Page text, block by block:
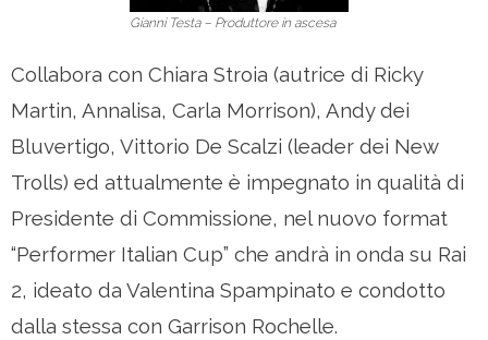
Gianni Testa – Produttore in ascesa
Collabora con Chiara Stroia (autrice di Ricky
Martin, Annalisa, Carla Morrison), Andy dei
Bluvertigo, Vittorio De Scalzi (leader dei New
Trolls) ed attualmente è impegnato in qualità di
Presidente di Commissione, nel nuovo format
“Performer Italian Cup” che andrà in onda su Rai
2, ideato da Valentina Spampinato e condotto
dalla stessa con Garrison Rochelle.